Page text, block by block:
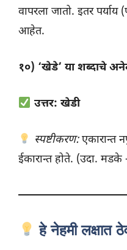
वापरला जातो. इतर
आहेत.
१०) ‘खेडे’ या शब्दाचे
उत्तर: खेडी
स्पष्टीकरण:एकारान्त
ईकारान्त होते. (उदा.
हे नेहमी लक्षात